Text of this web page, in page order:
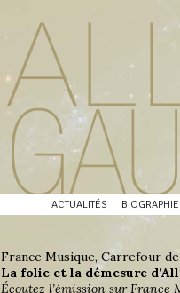
ACTUALITÉS BIOGRAPHIE
France Musique, Carrefour
La folie et la démesure
Écoutez l’émission sur France